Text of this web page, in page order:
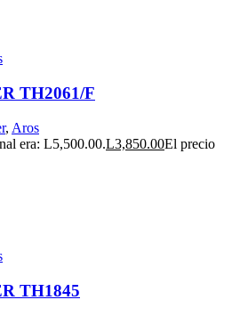
TH2061/F
, Aros
era: L5,500.00.L3,850.00El precio
TH1845